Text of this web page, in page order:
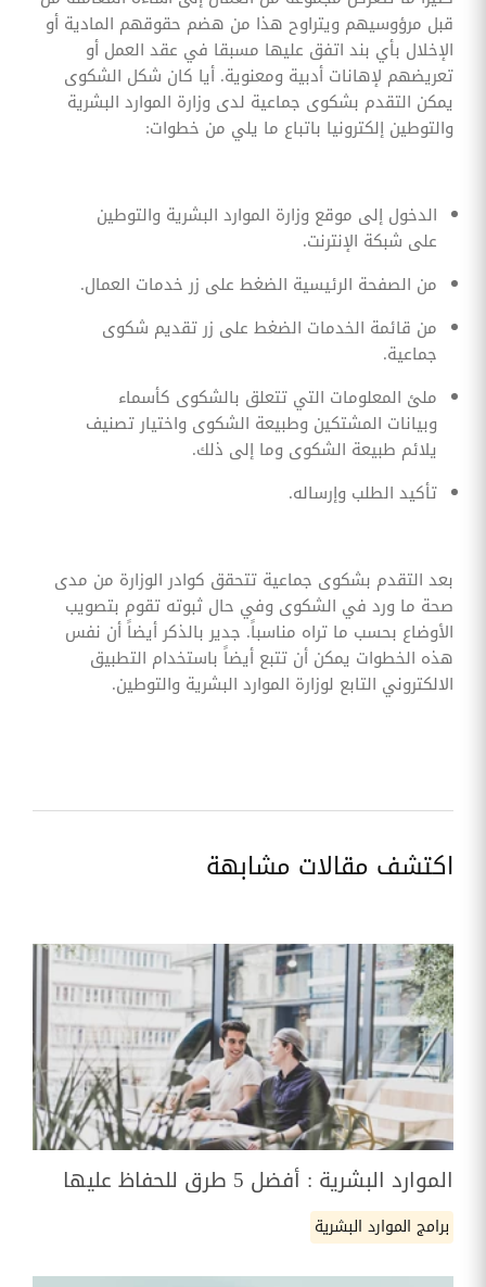
قبل مرؤوسيهم ويتراوح هذا من هضم حقوقهم المادية أو
الإخلال بأي بند اتفق عليها مسبقا في عقد العمل أو
تعريضهم لإهانات أدبية ومعنوية. أيا كان شكل الشكوى
يمكن التقدم بشكوى جماعية لدى وزارة الموارد البشرية
والتوطين إلكترونيا باتباع ما يلي من خطوات:
الدخول إلى موقع وزارة الموارد البشرية والتوطين
على شبكة الإنترنت.
من الصفحة الرئيسية الضغط على زر خدمات العمال.
من قائمة الخدمات الضغط على زر تقديم شكوى
جماعية.
ملئ المعلومات التي تتعلق بالشكوى كأسماء
وبيانات المشتكين وطبيعة الشكوى واختيار تصنيف
يلائم طبيعة الشكوى وما إلى ذلك.
تأكيد الطلب وإرساله.
بعد التقدم بشكوى جماعية تتحقق كوادر الوزارة من مدى
صحة ما ورد في الشكوى وفي حال ثبوته تقوم بتصويب
الأوضاع بحسب ما تراه مناسباً. جدير بالذكر أيضاً أن نفس
هذه الخطوات يمكن أن تتبع أيضاً باستخدام التطبيق
الالكتروني التابع لوزارة الموارد البشرية والتوطين.
اكتشف مقالات مشابهة
الموارد البشرية : أفضل 5 طرق للحفاظ عليها
برامج الموارد البشرية